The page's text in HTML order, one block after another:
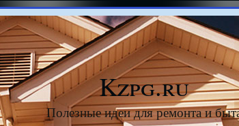
Kzpg.ru
Полезные идеи для ремонта и